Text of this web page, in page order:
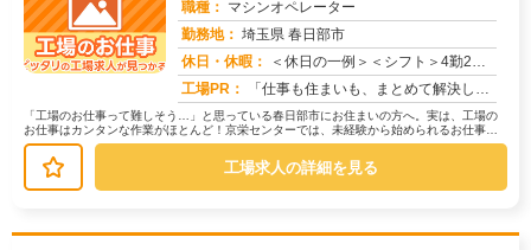
職種： マシンオペレーター
勤務地： 埼玉県 春日部市
休日・休暇：
＜休日の一例＞＜シフト＞4勤2休＜休日＞工場カレンダーによる★長期休暇あり★有給休暇あり※配属先により休日・勤務形...
工場PR：
「仕事も住まいも、まとめて解決したい！」そんなあなたを応援します。株式会社京栄センターでは、全国の工場求人をご紹介...
「工場のお仕事って難しそう…」と思っている春日部市にお住まいの方へ。実は、工場の
お仕事はカンタンな作業がほとんど！京栄センターでは、未経験から始められるお仕事を
多数ご紹介しています。たとえばこん...
工場求人の詳細を見る